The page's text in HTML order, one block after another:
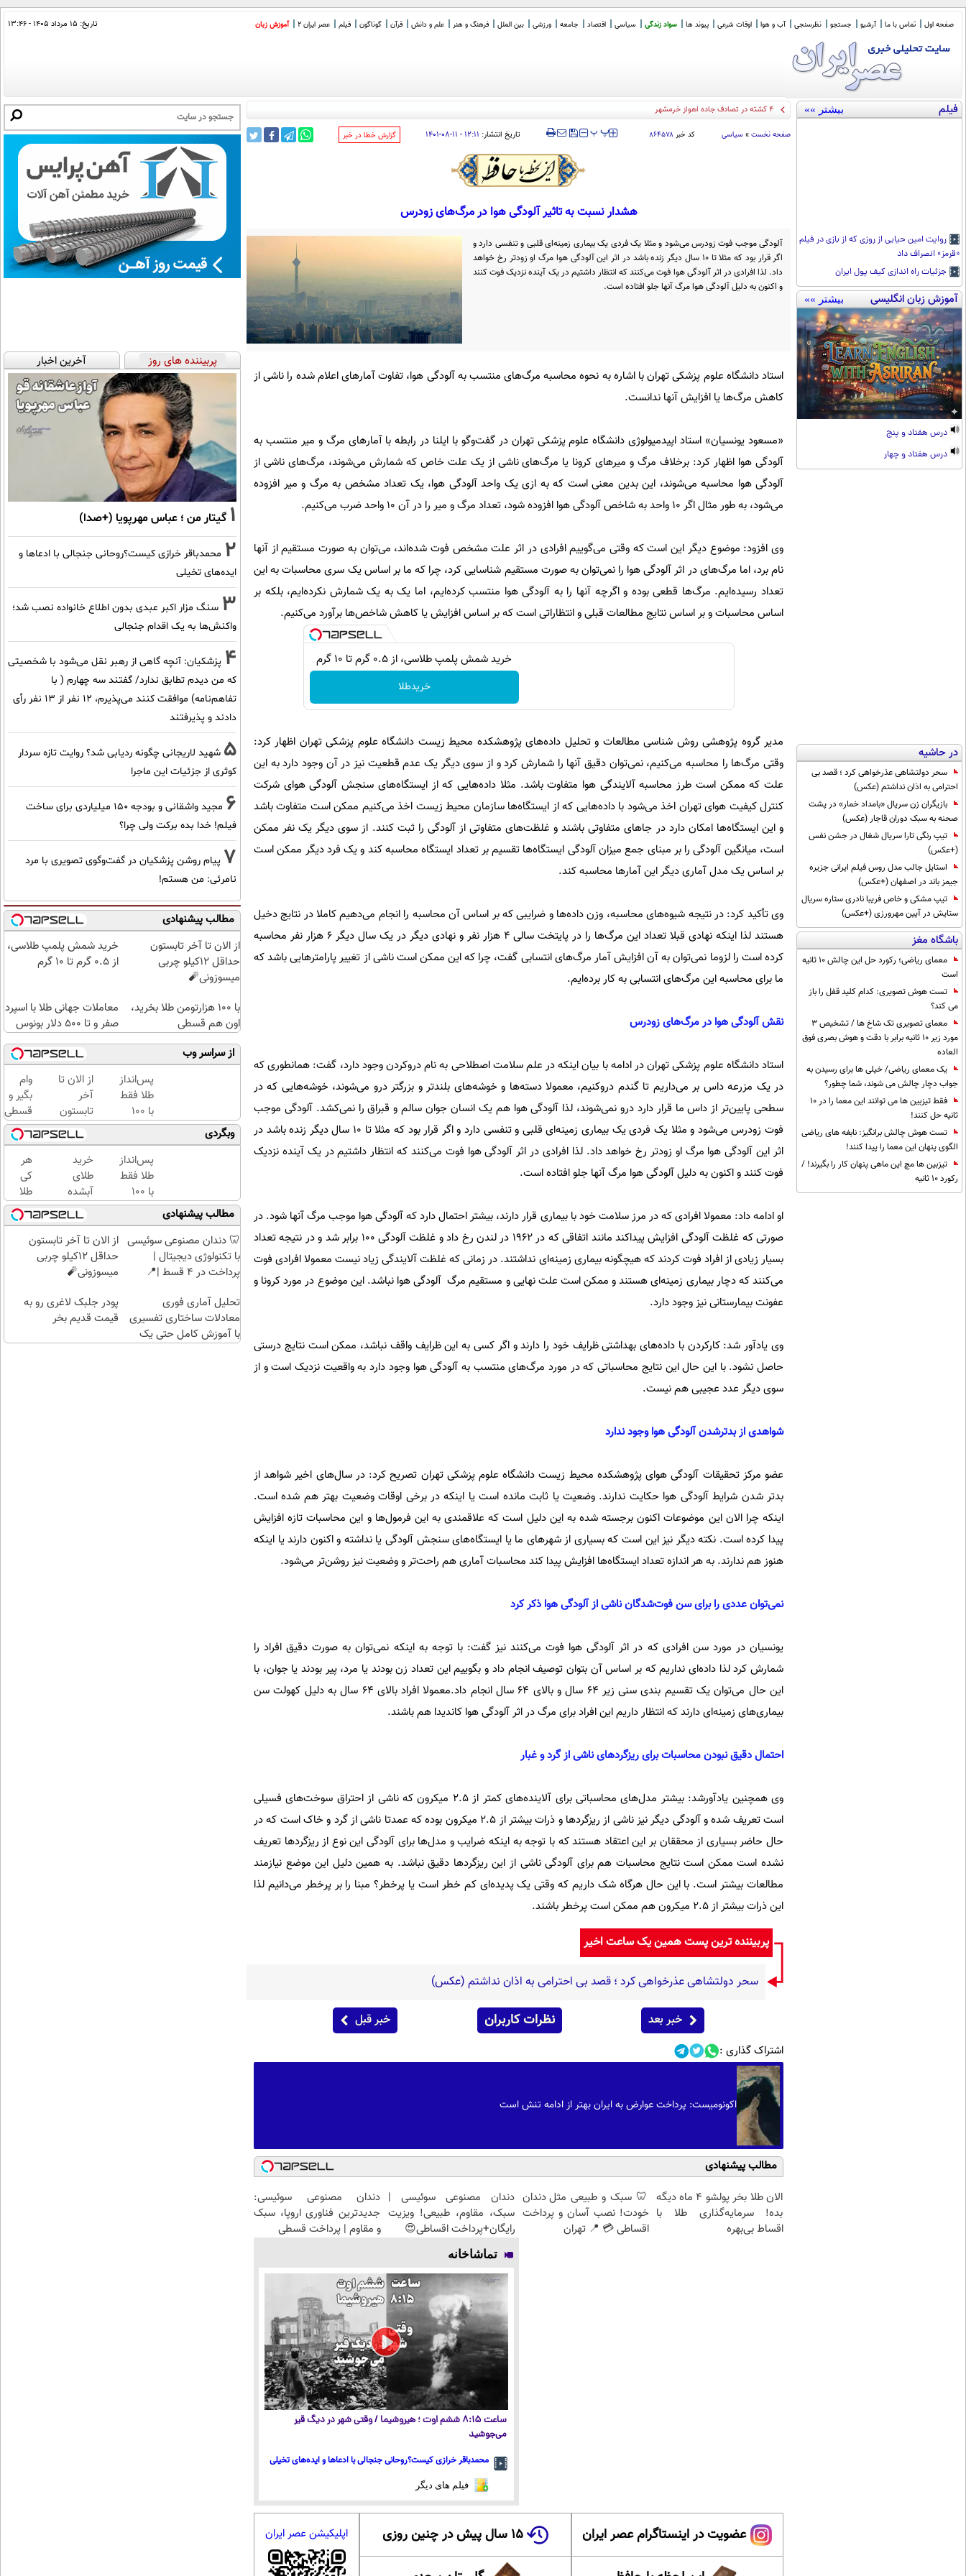
صفحه اول تماس با ما آرشیو جستجو نظرسنجی آب و هوا اوقات شرعی پیوند ها سواد زندگی سیاسی اقتصاد جامعه ورزشی بین الملل فرهنگ و هنر علم و دانش قرآن گوناگون فیلم عصر ایران 2 آموزش زبان تاریخ: ۱۵ مرداد ۱۴۰۵ - ۱۳:۴۶
فیلم بیشتر »»
روایت امین حیایی از روزی که از بازی در فیلم
«قرمز» انصراف داد
جزئیات راه اندازی کیف پول ایران
آموزش زبان انگلیسی بیشتر »»
درس هفتاد و پنج
درس هفتاد و چهار
در حاشیه
سحر دولتشاهی عذرخواهی کرد ؛ قصد بی
احترامی به اذان نداشتم (عکس)
بازیگران زن سریال «بامداد خمار» در پشت
صحنه به سبک دوران قاجار (عکس)
تیپ رنگی تارا سریال شغال در جشن نفس
(+عکس)
استایل جالب مدل روس فیلم ایرانی جزیره
جیمز باند در اصفهان (+عکس)
تیپ مشکی و خاص فریبا نادری ستاره سریال
ستایش در آیین مهرورزی (+عکس)
باشگاه مغز
معمای ریاضی؛ رکورد حل این چالش 10 ثانیه
است
تست هوش تصویری: کدام کلید قفل را باز
می کند؟
معمای تصویری تک شاخ ها / تشخیص 3
مورد زیر 10 ثانیه برابر با دقت و هوش بصری فوق
العاده
یک معمای ریاضی/ خیلی ها برای رسیدن به
جواب دچار چالش می شوند، شما چطور؟
فقط تیزبین ها می توانند این معما را در 10
ثانیه حل کنند!
تست هوش چالش برانگیز: نابغه های ریاضی
الگوی پنهان این معما را پیدا کنند!
تیزبین ها مچ این ماهی پنهان کار را بگیرند! /
رکورد 10 ثانیه
دو نکته_
صفحه نخست » سیاسی کد خبر ۸۶۴۵۷۸ ‍‍‍ پپ تاریخ انتشار: ۱۲:۱۱ - ۱۱-۰۸-۱۴۰۱ ‌گزارش خطا در خبر
هشدار نسبت به تاثیر آلودگی هوا در مرگ‌های زودرس
آلودگی موجب فوت زودرس می‌شود و مثلا یک فردی یک بیماری زمینه‌ای قلبی و تنفسی دارد و
اگر قرار بود که مثلا تا 10 سال دیگر زنده باشد در اثر این آلودگی هوا مرگ او زودتر رخ خواهد
داد. لذا افرادی در اثر آلودگی هوا فوت می‌کنند که انتظار داشتیم در یک آینده نزدیک فوت کنند
و اکنون به دلیل آلودگی هوا مرگ آنها جلو افتاده است.
استاد دانشگاه علوم پزشکی تهران با اشاره به نحوه محاسبه مرگ‌های منتسب به آلودگی هوا، تفاوت آمارهای اعلام شده را ناشی از
کاهش مرگ‌ها یا افزایش‌ آنها ندانست.
«مسعود یونسیان» استاد اپیدمیولوژی دانشگاه علوم پزشکی تهران در گفت‌وگو با ایلنا در رابطه با آمارهای مرگ و میر منتسب به
آلودگی هوا اظهار کرد: برخلاف مرگ و میرهای کرونا یا مرگ‌های ناشی از یک علت خاص که شمارش می‌شوند، مرگ‌های ناشی از
آلودگی هوا محاسبه می‌شوند، این بدین معنی است که به ازی یک واحد آلودگی هوا، یک تعداد مشخص به مرگ و میر افزوده
می‌شود، به طور مثال اگر 10 واحد به شاخص آلودگی هوا افزوده شود، تعداد مرگ و میر را در آن 10 واحد ضرب می‌کنیم.
وی افزود: موضوع دیگر این است که وقتی می‌گوییم افرادی در اثر علت مشخص فوت شده‌اند، می‌توان به صورت مستقیم از آنها
نام برد، اما مرگ‌های در اثر آلودگی هوا را نمی‌توان به صورت مستقیم شناسایی کرد، چرا که ما بر اساس یک سری محاسبات به این
تعداد رسیده‌ایم. مرگ‌ها قطعی بوده و اگرچه آنها را به آلودگی هوا منتسب کرده‌ایم، اما یک به یک شمارش نکرده‌ایم، بلکه بر
اساس محاسبات و بر اساس نتایج مطالعات قبلی و انتظاراتی است که بر اساس افزایش یا کاهش شاخص‌ها برآورد می‌کنیم.
خرید شمش پلمپ طلاسی، از ۰.۵ گرم تا ۱۰ گرم
خریدطلا
مدیر گروه پژوهشی روش شناسی مطالعات و تحلیل داده‌های پژوهشکده محیط زیست دانشگاه علوم پزشکی تهران اظهار کرد:
وقتی مرگ‌ها را محاسبه می‌کنیم، نمی‌توان دقیق آنها را شمارش کرد و از سوی دیگر یک عدم قطعیت نیز در آن وجود دارد به این
علت که ممکن است طرز محاسبه آلایندگی هوا متفاوت باشد. مثلا داده‌هایی که از ایستگاه‌های سنجش آلودگی هوای شرکت
کنترل کیفیت هوای تهران اخذ می‌شود با داده‌هایی که از ایستگاه‌ها سازمان محیط زیست اخذ می‌کنیم ممکن است متفاوت باشد
و این ایستگاه‌ها امکان دارد در جاهای متفاوتی باشند و غلظت‌های متفاوتی از آلودگی را ثبت کنند. از سوی دیگر یک نفر ممکن
است، میانگین آلودگی را بر مبنای جمع میزان آلودگی ایستگاه‌ها تقسیم بر تعداد ایستگاه‌ محاسبه کند و یک فرد دیگر ممکن است
بر اساس یک مدل آماری دیگر این آمارها محاسبه کند.
وی تأکید کرد: در نتیجه شیوه‌های محاسبه، وزن داده‌ها و ضرایبی که بر اساس آن محاسبه را انجام می‌دهیم کاملا در نتایج دخیل
هستند لذا اینکه نهادی قبلا تعداد این مرگ‌ها را در پایتخت سالی 4 هزار نفر و نهادی دیگر در یک سال دیگر 6 هزار نفر محاسبه
کرده است را لزوما نمی‌توان به آن افزایش آمار مرگ‌های انتسابی گفت، چرا که این ممکن است ناشی از تغییر پارامترهایی باشد که
ما برای محاسبه این مرگ‌های انتسابی به کار برده‌ایم.
نقش آلودگی هوا در مرگ‌های زودرس
استاد دانشگاه علوم پزشکی تهران در ادامه با بیان اینکه در علم سلامت اصطلاحی به نام دروکردن وجود دارد، گفت: همانطوری که
در یک مزرعه داس بر می‌داریم تا گندم دروکنیم، معمولا دسته‌ها و خوشه‌های بلندتر و بزرگتر درو می‌شوند، خوشه‌هایی که در
سطحی پایین‌تر از داس ما قرار دارد درو نمی‌شوند، لذا آلودگی هوا هم یک انسان جوان سالم و قبراق را نمی‌کشد. آلودگی موجب
فوت زودرس می‌شود و مثلا یک فردی یک بیماری زمینه‌ای قلبی و تنفسی دارد و اگر قرار بود که مثلا تا 10 سال دیگر زنده باشد در
اثر این آلودگی هوا مرگ او زودتر رخ خواهد داد. لذا افرادی در اثر آلودگی هوا فوت می‌کنند که انتظار داشتیم در یک آینده نزدیک
فوت کنند و اکنون به دلیل آلودگی هوا مرگ آنها جلو افتاده است.
او ادامه داد: معمولا افرادی که در مرز سلامت خود با بیماری قرار دارند، بیشتر احتمال دارد که آلودگی هوا موجب مرگ آنها شود. در
صورتی که غلظت آلودگی افزایش پیداکند مانند اتفاقی که در 1962 در لندن رخ داد و غلظت آلودگی 100 برابر شد و در نتیجه تعداد
بسیار زیادی از افراد فوت کردند که هیچگونه بیماری زمینه‌ای نداشتند. در زمانی که غلظت‌ آلایندگی زیاد نیست معمولا افرادی فوت
می‌کنند که دچار بیماری زمینه‌ای هستند و ممکن است علت نهایی و مستقیم مرگ آلودگی هوا نباشد. این موضوع در مورد کرونا و
عفونت بیمارستانی نیز وجود دارد.
وی یادآور شد: کارکردن با داده‌های بهداشتی ظرایف خود را دارند و اگر کسی به این ظرایف واقف نباشد، ممکن است نتایج درستی
حاصل نشود. با این حال این نتایج محاسباتی که در مورد مرگ‌های منتسب به آلودگی هوا وجود دارد به واقعیت نزدیک است و از
سوی دیگر عدد عجیبی هم نیست.
شواهدی از بدترشدن آلودگی هوا وجود ندارد
عضو مرکز تحقیقات آلودگی هوای پژوهشکده محیط زیست دانشگاه علوم پزشکی تهران تصریح کرد: در سال‌های اخیر شواهد از
بدتر شدن شرایط آلودگی هوا حکایت ندارند. وضعیت یا ثابت مانده است یا اینکه در برخی اوقات وضعیت بهتر هم شده است.
اینکه چرا الان این موضوعات اکنون برجسته شده به این دلیل است که علاقمندی به این فرمول‌ها و این محاسبات تازه افزایش
پیدا کرده است. نکته دیگر نیز این است که بسیاری از شهرهای ما یا ایستگاه‌های سنجش آلودگی یا نداشته‌ و اکنون دارند یا اینکه
هنوز هم ندارند. به هر اندازه تعداد ایستگاه‌ها افزایش پیدا کند محاسبات آماری هم راحت‌تر و وضعیت نیز روشن‌تر می‌شود.
نمی‌توان عددی را برای سن فوت‌شدگان ناشی از آلودگی هوا ذکر کرد
یونسیان در مورد سن افرادی که در اثر آلودگی هوا فوت می‌کنند نیز گفت: با توجه به اینکه نمی‌توان به صورت دقیق افراد را
شمارش کرد لذا داده‌ای نداریم که بر اساس آن بتوان توصیف انجام داد و بگوییم این تعداد زن بودند یا مرد، پیر بودند یا جوان، با
این حال می‌توان یک تقسیم بندی سنی زیر 64 سال و بالای 64 سال انجام داد.معمولا افراد بالای 64 سال به دلیل کهولت سن
بیماری‌های زمینه‌ای دارند که انتظار داریم این افراد برای مرگ در اثر آلودگی هوا کاندیدا هم باشند.
احتمال دقیق نبودن محاسبات برای ریزگردهای ناشی از گرد و غبار
وی همچنین یادآورشد: بیشتر مدل‌های محاسباتی برای آلاینده‌های کمتر از 2.5 میکرون که ناشی از احتراق سوخت‌های فسیلی
است تعریف شده و آلودگی دیگر نیز ناشی از ریزگردها و ذرات بیشتر از 2.5 میکرون بوده که عمدتا ناشی از گرد و خاک است که در
حال حاضر بسیاری از محققان بر این اعتقاد هستند که با توجه به اینکه ضرایب و مدل‌ها برای آلودگی این نوع از ریزگردها تعریف
نشده است ممکن است نتایج محاسبات هم برای آلودگی ناشی از این ریزگردها دقیق نباشد. به همین دلیل این موضع نیازمند
مطالعات بیشتر است. با این حال هرگاه شک داریم که وقتی یک پدیده‌ای کم خطر است یا پرخطر؟ مبنا را بر پرخطر می‌دانیم لذا
این ذرات بیشتر از 2.5 میکرون هم ممکن است پرخطر باشند.
پربیننده ترین پست همین یک ساعت اخیر
سحر دولتشاهی عذرخواهی کرد ؛ قصد بی احترامی به اذان نداشتم (عکس)
خبر بعد نظرات کاربران خبر قبل
اشتراک گذاری :
اکونومیست: پرداخت عوارض به ایران بهتر از ادامه تنش است
مطالب پیشنهادی
الان طلا بخر پولشو 4 ماه دیگه
بده! سرمایه‌گذاری طلا با
اقساط بی‌بهره
🦷 سبک و طبیعی مثل دندان
خودت! نصب آسان و پرداخت
اقساطی 💳 📍 تهران
دندان مصنوعی سوئیسی |
سبک، مقاوم، طبیعی! ویزیت
رایگان+پرداخت اقساطی😍
دندان مصنوعی سوئیسی:
جدیدترین فناوری اروپا، سبک
و مقاوم | پرداخت قسطی
تماشاخانه
ساعت ۸:۱۵ ششم اوت ؛ هیروشیما / وقتی شهر در دیگ قیر
می‌جوشید
محمدباقر خرازی کیست؟روحانی جنجالی با ادعاها و ایده‌های تخیلی
فیلم های دیگر
عضویت در اینستاگرام عصر ایران ۱۵ سال پیش در چنین روزی اپلیکیشن عصر ایران
پربیننده های روز آخرین اخبار
1 گیتار من ؛ عباس مهرپویا (+صدا)
2 محمدباقر خرازی کیست؟روحانی جنجالی با ادعاها و
ایده‌های تخیلی
3 سنگ مزار اکبر عبدی بدون اطلاع خانواده نصب شد؛
واکنش‌ها به یک اقدام جنجالی
4 پزشکیان‌: آنچه گاهی از رهبر نقل می‌شود با شخصیتی
که من دیدم تطابق ندارد/ گفتند سه چهارم ( با
تفاهم‌نامه) موافقت کنند می‌پذیرم، 12 نفر از 13 نفر رأی
دادند و پذیرفتند
5 شهید لاریجانی چگونه ردیابی شد؟ روایت تازه سردار
کوثری از جزئیات این ماجرا
6
مجید واشقانی و بودجه 150 میلیاردی برای ساخت
فیلم! خدا بده برکت ولی چرا؟
7 پیام روشن پزشکیان در گفت‌و‌گوی تصویری با مرد
نامرئی: من هستم!
مطالب پیشنهادی
از الان تا آخر تابستون
حداقل 12کیلو چربی
میسوزونی🧨
خرید شمش پلمپ طلاسی،
از ۰.۵ گرم تا ۱۰ گرم
با ۱۰۰ هزارتومن طلا بخرید،
اون هم قسطی
معاملات جهانی طلا با اسپرد
صفر و تا ۵۰۰ دلار بونوس
از سراسر وب
پس‌انداز
طلا فقط
با ۱۰۰
هزارتومان
(امن و
راحت)
از الان تا
آخر
تابستون
حداقل
12کیلو
چربی
میسوزونی
🧨
وام
بگیر و
قسطی
طلا
بخر!
چی از
این
بهتر!!
سریع
احراز
کن
وبگردی
پس‌انداز
طلا فقط
با ۱۰۰
هزارتومان
(امن و
راحت)
خرید
طلای
آبشده
حتی با
۱۰۰هزارتومان
هر
کی
طلا
داره،
غم
نداره!
چند
مطالب پیشنهادی
🦷 دندان مصنوعی سوئیسی
با تکنولوژی دیجیتال |
پرداخت در 4 قسط |📍
از الان تا آخر تابستون
حداقل 12کیلو چربی
میسوزونی🧨
تحلیل آماری فوری
معادلات ساختاری تفسیری
با آموزش کامل حتی یک
پودر جلبک لاغری رو به
قیمت قدیم بخر